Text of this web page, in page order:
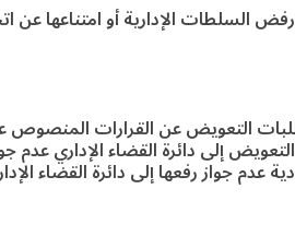
السلطات الإدارية أو امتناعها عن
التعويض عن القرارات المنصوص
إلى دائرة القضاء الإداري عدم
عدم جواز رفعها إلى دائرة القضاء